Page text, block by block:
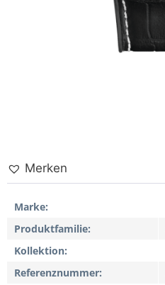
Merken
Marke
Produktfamilie
Kollektion
Referenznummer